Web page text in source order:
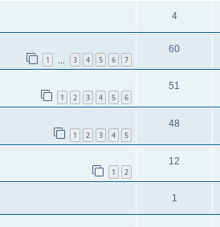
4
1 3 4 5 6 7
60
1 2 3 4 5 6
51
1 2 3 4 5
48
1 2
12
1